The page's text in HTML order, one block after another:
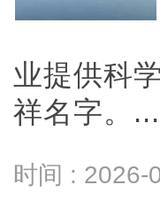
业提供科
祥名字。...
时间 : 2026-